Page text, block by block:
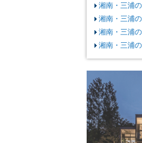
湘南・三浦
湘南・三浦
湘南・三浦
湘南・三浦